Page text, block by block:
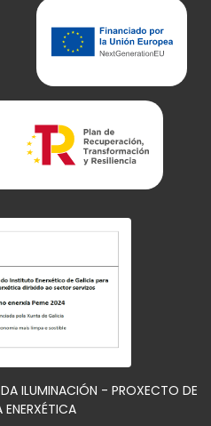
ILUMINACIÓN - PROXECTO DE
ENERXÉTICA